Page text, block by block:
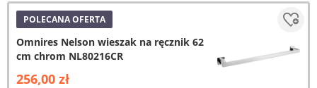
POLECANA OFERTA
Omnires Nelson wieszak na ręcznik 62
cm chrom NL80216CR
256,00 zł